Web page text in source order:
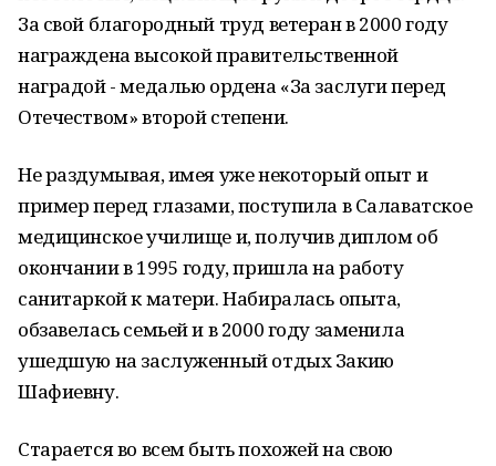
За свой благородный труд ветеран в 2000 году
награждена высокой правительственной
наградой - медалью ордена «За заслуги перед
Отечеством» второй степени.
Не раздумывая, имея уже некоторый опыт и
пример перед глазами, поступила в Салаватское
медицинское училище и, получив диплом об
окончании в 1995 году, пришла на работу
санитаркой к матери. Набиралась опыта,
обзавелась семьей и в 2000 году заменила
ушедшую на заслуженный отдых Закию
Шафиевну.
Старается во всем быть похожей на свою